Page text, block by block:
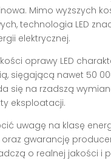
Mimo wyższych
technologia LED
elektrycznej.
oprawy LED
sięgającą nawet 50
się na rzadszą
eksploatacji.
uwagę na klasę
gwarancję
o realnej jakości i